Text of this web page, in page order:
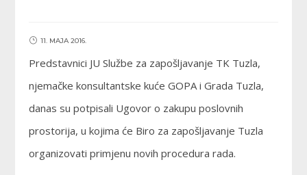
11. MAJA 2016.
Predstavnici JU Službe za zapošljavanje TK Tuzla,
njemačke konsultantske kuće GOPA i Grada Tuzla,
danas su potpisali Ugovor o zakupu poslovnih
prostorija, u kojima će Biro za zapošljavanje Tuzla
organizovati primjenu novih procedura rada.